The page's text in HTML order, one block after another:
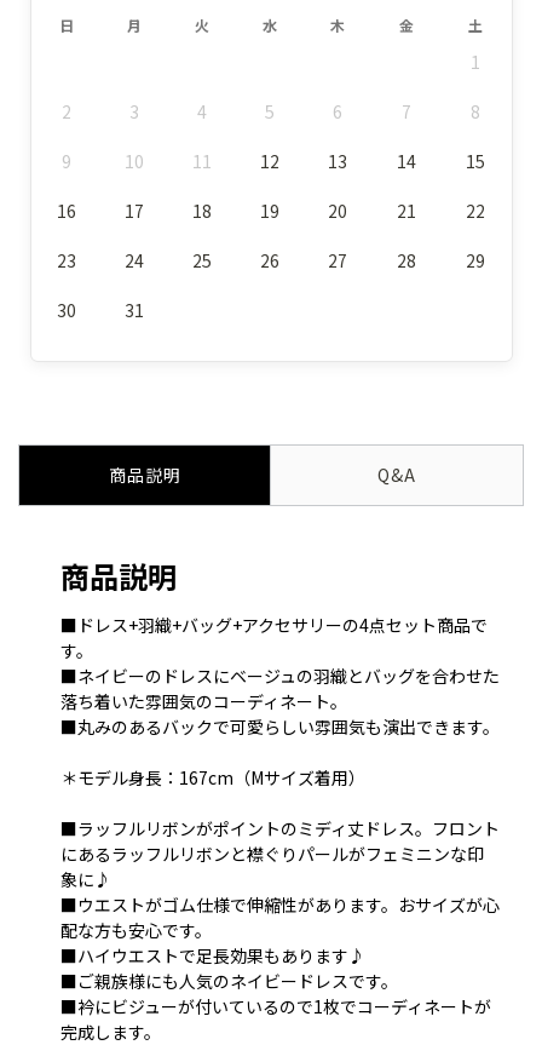
日 月 火 水 木 金 土
1
2 3 4 5 6 7 8
9 10 11 12 13 14 15
16 17 18 19 20 21 22
23 24 25 26 27 28 29
30 31
商品説明 Q&A
商品説明
■ドレス+羽織+バッグ+アクセサリーの4点セット商品で
す。
■ネイビーのドレスにベージュの羽織とバッグを合わせた
落ち着いた雰囲気のコーディネート。
■丸みのあるバックで可愛らしい雰囲気も演出できます。
＊モデル身長：167cm（Mサイズ着用）
■ラッフルリボンがポイントのミディ丈ドレス。フロント
にあるラッフルリボンと襟ぐりパールがフェミニンな印
象に♪
■ウエストがゴム仕様で伸縮性があります。おサイズが心
配な方も安心です。
■ハイウエストで足長効果もあります♪
■ご親族様にも人気のネイビードレスです。
■衿にビジューが付いているので1枚でコーディネートが
完成します。